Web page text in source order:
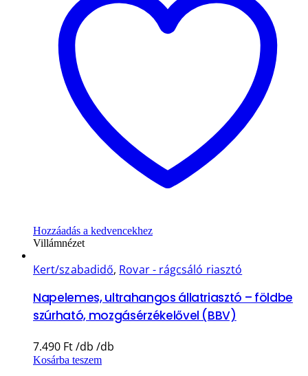
Hozzáadás a kedvencekhez
Villámnézet
Kert/szabadidő, Rovar - rágcsáló riasztó
Napelemes, ultrahangos állatriasztó – földbe
szúrható, mozgásérzékelővel (BBV)
7.490 Ft
Kosárba teszem